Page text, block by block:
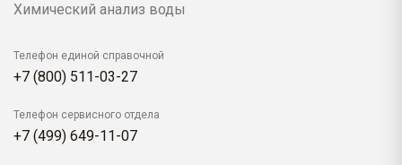
Химический анализ воды
Телефон единой справочной
+7 (800) 511-03-27
Телефон сервисного отдела
+7 (499) 649-11-07